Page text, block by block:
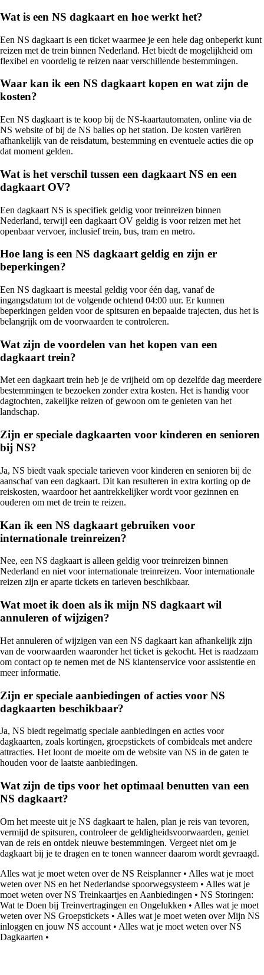
Wat is een NS dagkaart en hoe werkt het?
Een NS dagkaart is een ticket waarmee je een hele dag onbeperkt kunt
reizen met de trein binnen Nederland. Het biedt de mogelijkheid om
flexibel en voordelig te reizen naar verschillende bestemmingen.
Waar kan ik een NS dagkaart kopen en wat zijn de
kosten?
Een NS dagkaart is te koop bij de NS-kaartautomaten, online via de
NS website of bij de NS balies op het station. De kosten variëren
afhankelijk van de reisdatum, bestemming en eventuele acties die op
dat moment gelden.
Wat is het verschil tussen een dagkaart NS en een
dagkaart OV?
Een dagkaart NS is specifiek geldig voor treinreizen binnen
Nederland, terwijl een dagkaart OV geldig is voor reizen met het
openbaar vervoer, inclusief trein, bus, tram en metro.
Hoe lang is een NS dagkaart geldig en zijn er
beperkingen?
Een NS dagkaart is meestal geldig voor één dag, vanaf de
ingangsdatum tot de volgende ochtend 04:00 uur. Er kunnen
beperkingen gelden voor de spitsuren en bepaalde trajecten, dus het is
belangrijk om de voorwaarden te controleren.
Wat zijn de voordelen van het kopen van een
dagkaart trein?
Met een dagkaart trein heb je de vrijheid om op dezelfde dag meerdere
bestemmingen te bezoeken zonder extra kosten. Het is handig voor
dagtochten, zakelijke reizen of gewoon om te genieten van het
landschap.
Zijn er speciale dagkaarten voor kinderen en senioren
bij NS?
Ja, NS biedt vaak speciale tarieven voor kinderen en senioren bij de
aanschaf van een dagkaart. Dit kan resulteren in extra korting op de
reiskosten, waardoor het aantrekkelijker wordt voor gezinnen en
ouderen om met de trein te reizen.
Kan ik een NS dagkaart gebruiken voor
internationale treinreizen?
Nee, een NS dagkaart is alleen geldig voor treinreizen binnen
Nederland en niet voor internationale treinreizen. Voor internationale
reizen zijn er aparte tickets en tarieven beschikbaar.
Wat moet ik doen als ik mijn NS dagkaart wil
annuleren of wijzigen?
Het annuleren of wijzigen van een NS dagkaart kan afhankelijk zijn
van de voorwaarden waaronder het ticket is gekocht. Het is raadzaam
om contact op te nemen met de NS klantenservice voor assistentie en
meer informatie.
Zijn er speciale aanbiedingen of acties voor NS
dagkaarten beschikbaar?
Ja, NS biedt regelmatig speciale aanbiedingen en acties voor
dagkaarten, zoals kortingen, groepstickets of combideals met andere
attracties. Het loont de moeite om de website van NS in de gaten te
houden voor de laatste aanbiedingen.
Wat zijn de tips voor het optimaal benutten van een
NS dagkaart?
Om het meeste uit je NS dagkaart te halen, plan je reis van tevoren,
vermijd de spitsuren, controleer de geldigheidsvoorwaarden, geniet
van de reis en ontdek nieuwe bestemmingen. Vergeet niet om je
dagkaart bij je te dragen en te tonen wanneer daarom wordt gevraagd.
Alles wat je moet weten over de NS Reisplanner• Alles wat je moet
weten over NS en het Nederlandse spoorwegsysteem • Alles wat je
moet weten over NS Treinkaartjes en Aanbiedingen • NS Storingen:
Wat te Doen bij Treinvertragingen en Ongelukken • Alles wat je moet
weten over NS Groepstickets • Alles wat je moet weten over Mijn NS
inloggen en jouw NS account • Alles wat je moet weten over NS
Dagkaarten •